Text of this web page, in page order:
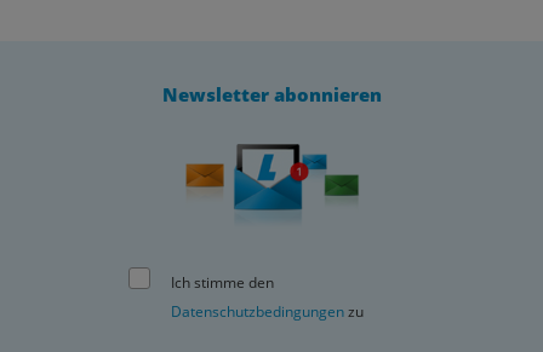
Newsletter abonnieren
Ich stimme den
Datenschutzbedingungenzu